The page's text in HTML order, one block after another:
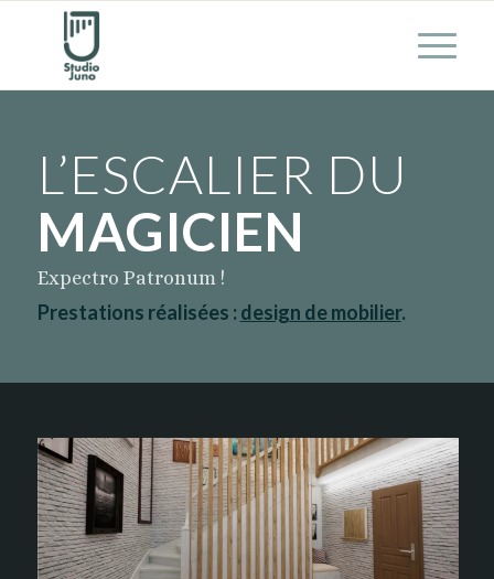
L’ESCALIER DU
MAGICIEN
Expectro Patronum !
Prestations réalisées : design de mobilier.